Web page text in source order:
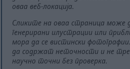
оваа веб-локација.
Сликите на оваа страница може
генерирани илустрации или
мора да се вистински
да содржат неточности и не
научно точни без проверка.